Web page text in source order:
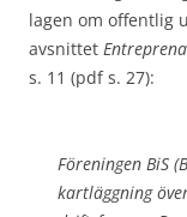
lagen om offentlig
avsnittet
s. 11 (pdf s. 27):
Föreningen BiS
kartläggning